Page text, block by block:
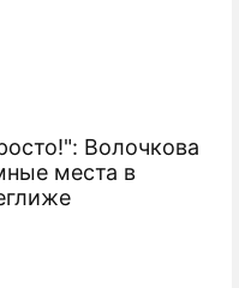
Волочкова
места в